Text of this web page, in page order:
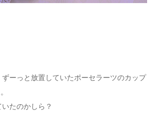
ーっと放置していたポーセラーツのカップ
たのかしら？